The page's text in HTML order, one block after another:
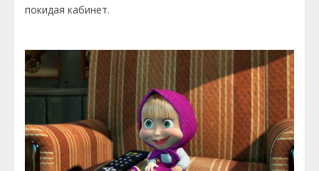
покидая кабинет.